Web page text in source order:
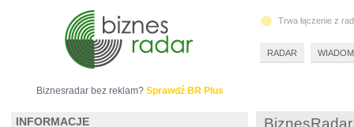
Biznesradar bez reklam? Sprawdź BR Plus
INFORMACJE
Trwa łączenie z
RADAR